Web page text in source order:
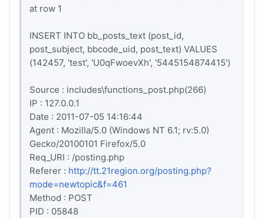
at row 1
INSERT INTO bb_posts_text (post_id,
post_subject, bbcode_uid, post_text) VALUES
(142457, 'test', 'U0qFwoevXh', '5445154874415')
Source : includes\functions_post.php(266)
IP : 127.0.0.1
Date : 2011-07-05 14:16:44
Agent : Mozilla/5.0 (Windows NT 6.1; rv:5.0)
Gecko/20100101 Firefox/5.0
Req_URI : /posting.php
Referer : http://tt.21region.org/posting.php?
mode=newtopic&f=461
Method : POST
PID : 05848